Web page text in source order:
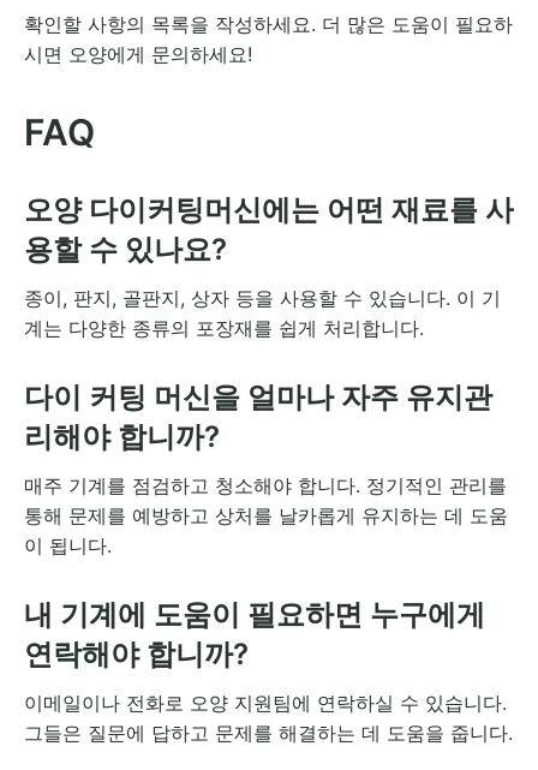
확인할 사항의 목록을 작성하세요. 더 많은 도움이 필요하
시면 오양에게 문의하세요!
FAQ
오양 다이커팅머신에는 어떤 재료를 사
용할 수 있나요?
종이, 판지, 골판지, 상자 등을 사용할 수 있습니다. 이 기
계는 다양한 종류의 포장재를 쉽게 처리합니다.
다이 커팅 머신을 얼마나 자주 유지관
리해야 합니까?
매주 기계를 점검하고 청소해야 합니다. 정기적인 관리를
통해 문제를 예방하고 상처를 날카롭게 유지하는 데 도움
이 됩니다.
내 기계에 도움이 필요하면 누구에게
연락해야 합니까?
이메일이나 전화로 오양 지원팀에 연락하실 수 있습니다.
그들은 질문에 답하고 문제를 해결하는 데 도움을 줍니다.